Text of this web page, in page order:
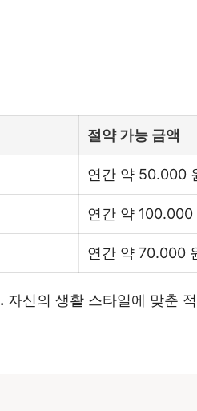
절약 가능 금액
연간 약 50.000
연간 약 100.000
연간 약 70.000
자신의 생활 스타일에 맞춘